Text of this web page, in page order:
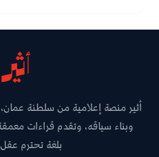
أثير منصة إعلامية من سلطنة عمان،
وبناء سياقه، وتقدم قراءات
بلغة تحترم